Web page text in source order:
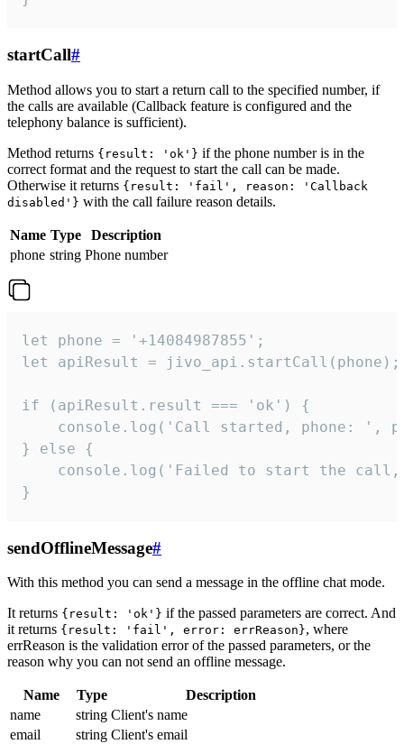
startCall#
Method allows you to start a return call to the specified number, if
the calls are available (Callback feature is configured and the
telephony balance is sufficient).
Method returns {result: 'ok'} if the phone number is in the
correct format and the request to start the call can be made.
Otherwise it returns {result: 'fail', reason: 'Callback
disabled'} with the call failure reason details.
Name Type
Description
phone string Phone number
let phone = '+14084987855';
let apiResult = jivo_api.startCall(phone);
if (apiResult.result === 'ok') {
console.log('Call started, phone: ',
} else {
console.log('Failed to start the
}
sendOfflineMessage#
With this method you can send a message in the offline chat mode.
It returns {result: 'ok'} if the passed parameters are correct. And
it returns {result: 'fail', error: errReason}, where
errReason is the validation error of the passed parameters, or the
reason why you can not send an offline message.
Name Type
Description
name
string Client's name
email
string Client's email